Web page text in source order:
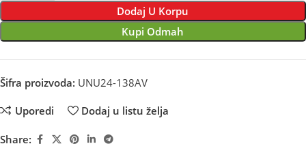
Dodaj U Korpu
Kupi Odmah
Šifra proizvoda: UNU24-138AV
Uporedi Dodaj u listu želja
Share: